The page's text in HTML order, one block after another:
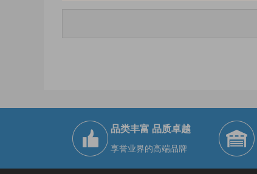
品类丰富 品质卓越
享誉业界的高端品牌